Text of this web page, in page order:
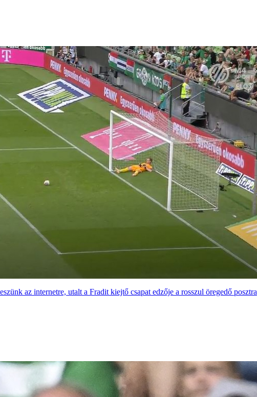
az internetre, utalt a Fradit kiejtő csapat edzője a rosszul öregedő posztra